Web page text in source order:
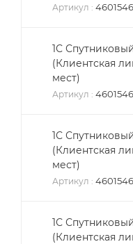
Артикул :
1С
(Клиентская
мест)
Артикул :
1С
(Клиентская
мест)
Артикул :
1С
(Клиентская